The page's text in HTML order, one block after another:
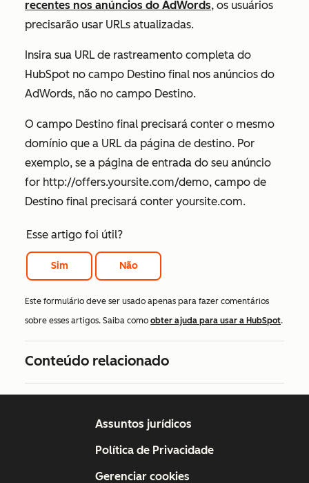
recentes nos anúncios do AdWords, os usuários
precisarão usar URLs atualizadas.
Insira sua URL de rastreamento completa do
HubSpot no campo Destino final nos anúncios do
AdWords, não no campo Destino.
O campo Destino final precisará conter o mesmo
domínio que a URL da página de destino. Por
exemplo, se a página de entrada do seu anúncio
for http://offers.yoursite.com/demo, campo de
Destino final precisará conter yoursite.com.
Esse artigo foi útil?
Sim Não
Este formulário deve ser usado apenas para fazer comentários
sobre esses artigos. Saiba como obter ajuda para usar a HubSpot.
Conteúdo relacionado
Assuntos jurídicos
Política de Privacidade
Gerenciar cookies